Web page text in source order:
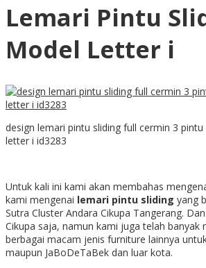
Lemari Pintu
Model Letter i
design lemari pintu sliding full cermin 3 pintu
letter i id3283
Untuk kali ini kami akan membahas
kami mengenai lemari pintu sliding yang
Sutra Cluster Andara Cikupa Tangerang.
Cikupa saja, namun kami juga telah banyak
berbagai macam jenis furniture lainnya
maupun JaBoDeTaBek dan luar kota.